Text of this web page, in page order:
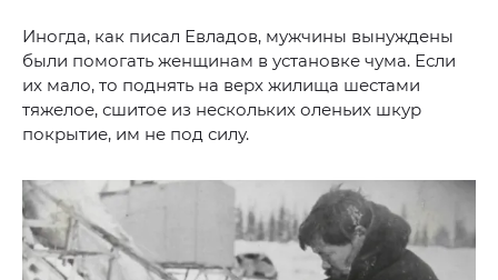
Иногда, как писал Евладов, мужчины вынуждены
были помогать женщинам в установке чума. Если
их мало, то поднять на верх жилища шестами
тяжелое, сшитое из нескольких оленьих шкур
покрытие, им не под силу.